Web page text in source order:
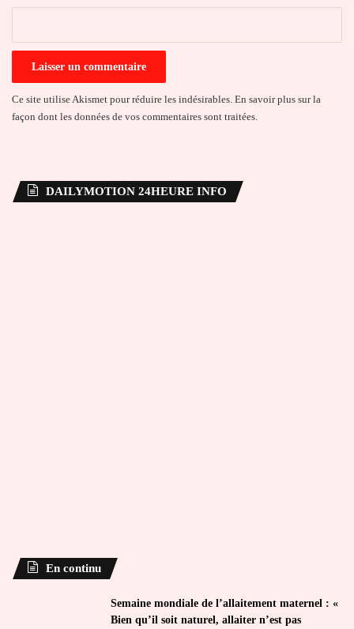
Ce site utilise Akismet pour réduire les indésirables. En savoir plus sur la
façon dont les données de vos commentaires sont traitées
DAILYMOTION 24HEURE INFO
En continu
Semaine mondiale de l’allaitement maternel : «
Bien qu’il soit naturel, allaiter n’est pas